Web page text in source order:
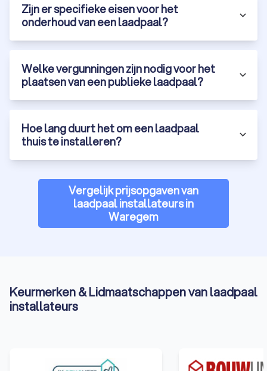
Zijn er specifieke eisen voor het
onderhoud van een laadpaal?
Welke vergunningen zijn nodig voor het
plaatsen van een publieke laadpaal?
Hoe lang duurt het om een laadpaal
thuis te installeren?
Vergelijk prijsopgaven van
laadpaal installateurs in
Waregem
Keurmerken & Lidmaatschappen van laadpaal
installateurs